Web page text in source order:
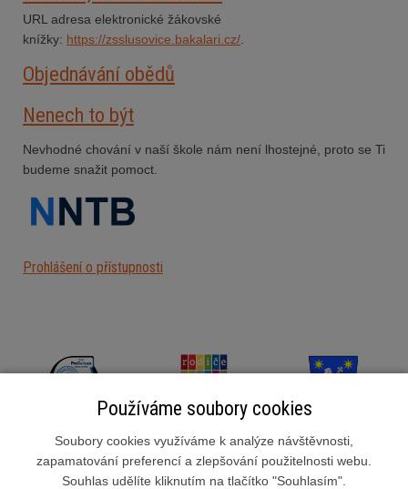
URL adresa elektronické žákovské
knížky: https://zsslusovice.bakalari.cz/
Objednávání obědů
Nenech to být
Nevhodné chování v naší škole nám není lhostejné, proto se Ti
budeme snažit pomoct.
Prohlášení o přístupnosti
Používáme soubory cookies
Soubory cookies využíváme k analýze návštěvnosti,
zapamatování preferencí a zlepšování použitelnosti webu.
Souhlas udělíte kliknutím na tlačítko "Souhlasím".